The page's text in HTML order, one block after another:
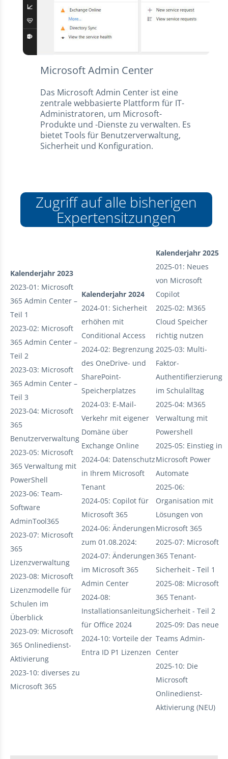
Microsoft Admin Center
Das Microsoft Admin Center ist eine
zentrale webbasierte Plattform für IT-
Administratoren, um Microsoft-
Produkte und -Dienste zu verwalten. Es
bietet Tools für Benutzerverwaltung,
Sicherheit und Konfiguration.
Zugriff auf alle bisherigen
Expertensitzungen
Kalenderjahr 2023
2023-01: Microsoft
365 Admin Center –
Teil 1
2023-02: Microsoft
365 Admin Center –
Teil 2
2023-03: Microsoft
365 Admin Center –
Teil 3
2023-04: Microsoft
365
Benutzerverwaltung
2023-05: Microsoft
365 Verwaltung mit
PowerShell
2023-06: Team-
Software
AdminTool365
2023-07: Microsoft
365
Lizenzverwaltung
2023-08: Microsoft
Lizenzmodelle für
Schulen im
Überblick
2023-09: Microsoft
365 Onlinedienst-
Aktivierung
2023-10: diverses zu
Microsoft 365
Kalenderjahr 2024
2024-01: Sicherheit
erhöhen mit
Conditional Access
2024-02: Begrenzung
des OneDrive- und
SharePoint-
Speicherplatzes
2024-03: E-Mail-
Verkehr mit eigener
Domäne über
Exchange Online
2024-04: Datenschutz
in Ihrem Microsoft
Tenant
2024-05: Copilot für
Microsoft 365
2024-06: Änderungen
zum 01.08.2024:
2024-07: Änderungen
im Microsoft 365
Admin Center
2024-08:
Installationsanleitung
für Office 2024
2024-10: Vorteile der
Entra ID P1 Lizenzen
Kalenderjahr 2025
2025-01: Neues
von Microsoft
Copilot
2025-02: M365
Cloud Speicher
richtig nutzen
2025-03: Multi-
Faktor-
Authentifierzierung
im Schulalltag
2025-04: M365
Verwaltung mit
Powershell
2025-05: Einstieg in
Microsoft Power
Automate
2025-06:
Organisation mit
Lösungen von
Microsoft 365
2025-07: Microsoft
365 Tenant-
Sicherheit - Teil 1
2025-08: Microsoft
365 Tenant-
Sicherheit - Teil 2
2025-09: Das neue
Teams Admin-
Center
2025-10: Die
Microsoft
Onlinedienst-
Aktivierung (NEU)